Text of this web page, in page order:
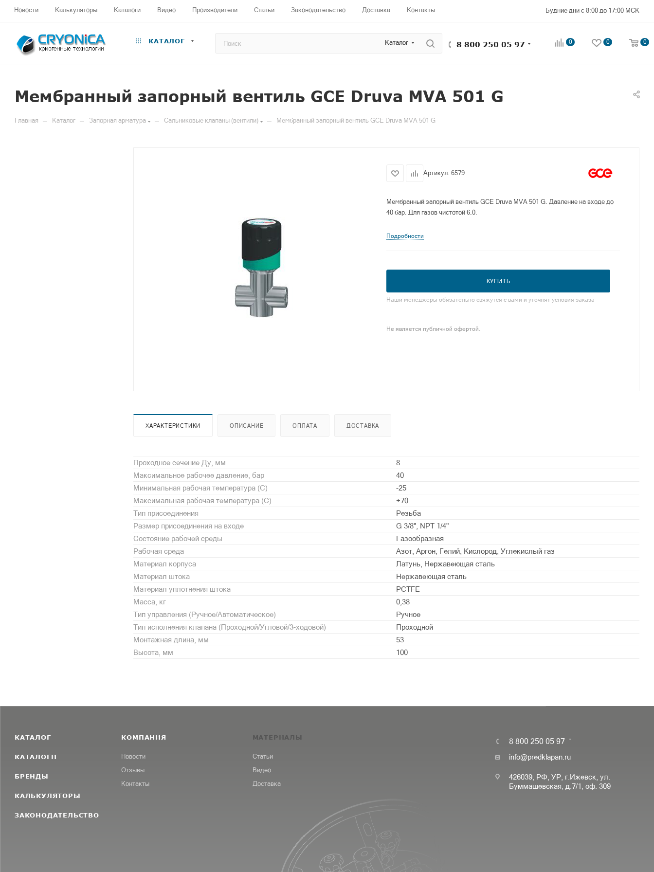
Новости Калькуляторы Каталоги Видео Производители Статьи Законодательство Доставка Контакты Будние дни с 8:00 до 17:00 МСК
КАТАЛОГ Каталог 8 800 250 05 97 0 0 0
Мембранный запорный вентиль GCE Druva MVA 501 G
Главная — Каталог — Запорная арматура — Сальниковые клапаны (вентили) — Мембранный запорный вентиль GCE Druva MVA 501 G
Артикул: 6579
Мембранный запорный вентиль GCE Druva MVA 501 G. Давление на входе до
40 бар. Для газов чистотой 6,0.
Подробности
КУПИТЬ
Наши менеджеры обязательно свяжутся с вами и уточнят условия заказа
Не является публичной офертой.
ХАРАКТЕРИСТИКИ ОПИСАНИЕ ОПЛАТА ДОСТАВКА
Проходное сечение Ду, мм
8
Максимальное рабочее давление, бар
40
Минимальная рабочая температура (С)
-25
Максимальная рабочая температура (С)
+70
Тип присоединения
Резьба
Размер присоединения на входе
G 3/8", NPT 1/4"
Состояние рабочей среды
Газообразная
Рабочая среда
Азот, Аргон, Гелий, Кислород, Углекислый газ
Материал корпуса
Латунь, Нержавеющая сталь
Материал штока
Нержавеющая сталь
Материал уплотнения штока
PCTFE
Масса, кг
0,38
Тип управления (Ручное/Автоматическое)
Ручное
Тип исполнения клапана (Проходной/Угловой/3-ходовой)
Проходной
Монтажная длина, мм
53
Высота, мм
100
КАТАЛОГ
КАТАЛОГИ
БРЕНДЫ
КАЛЬКУЛЯТОРЫ
ЗАКОНОДАТЕЛЬСТВО
КОМПАНИЯ
Новости
Отзывы
Контакты
МАТЕРИАЛЫ
Статьи
Видео
Доставка
8 800 250 05 97
info@predklapan.ru
426039, РФ, УР, г.Ижевск, ул.
Буммашевская, д.7/1, оф. 309